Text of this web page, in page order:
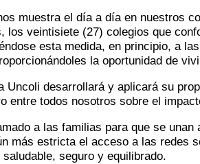
muestra el día a día en nuestros
los veintisiete (27) colegios que
esta medida, en principio, a
la oportunidad de
Uncoli desarrollará y aplicará su
entre todos nosotros sobre el
a las familias para que se
más estricta el acceso a las redes
seguro y equilibrado.